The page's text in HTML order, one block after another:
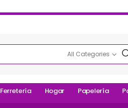
All Categories
Ferretería Hogar Papelería